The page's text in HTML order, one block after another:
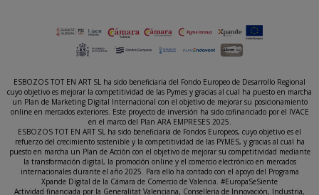
ESBOZOS TOT EN ART SL ha sido beneficiaria del Fondo Europeo de Desarrollo Regional
cuyo objetivo es mejorar la competitividad de las Pymes y gracias al cual ha puesto en marcha
un Plan de Marketing Digital Internacional con el objetivo de mejorar su posicionamiento
online en mercados exteriores. Este proyecto de inversión ha sido cofinanciado por el IVACE
en el marco del Plan ARA EMPRESES 2025.
ESBOZOS TOT EN ART SL ha sido beneficiaria de Fondos Europeos, cuyo objetivo es el
refuerzo del crecimiento sostenible y la competitividad de las PYMES, y gracias al cual ha
puesto en marcha un Plan de Acción con el objetivo de mejorar su competitividad mediante
la transformación digital, la promoción online y el comercio electrónico en mercados
internacionales durante el año 2025. Para ello ha contado con el apoyo del Programa
Xpande Digital de la Cámara de Comercio de Valencia. #EuropaSeSiente
Actividad financiada por la Generalitat Valenciana, Conselleria de Innovación, Industria,